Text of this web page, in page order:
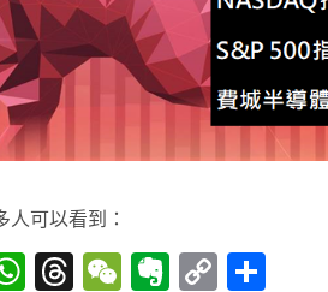
可以看到：
WhatsApp
Threads
WeChat
Evernote
Copy